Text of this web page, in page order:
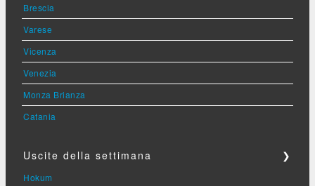
Brescia
Varese
Vicenza
Venezia
Monza Brianza
Catania
Uscite della settimana ❯
Hokum